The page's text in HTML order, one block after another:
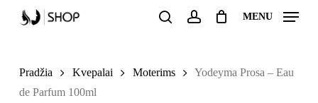
MENU
Pradžia Kvepalai Moterims
Yodeyma Prosa – Eau
de Parfum 100ml